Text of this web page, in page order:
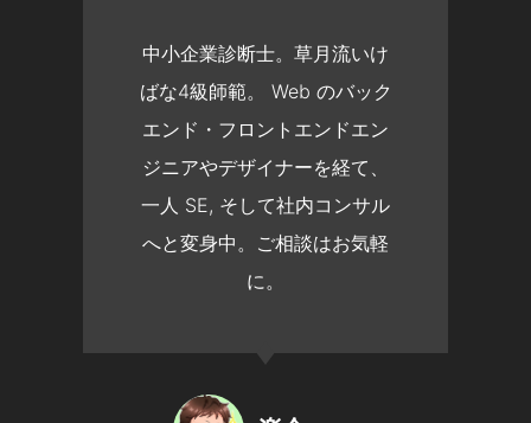
中小企業診断士。草月流いけ
ばな4級師範。 Web のバック
エンド・フロントエンドエン
ジニアやデザイナーを経て、
一人 SE, そして社内コンサル
へと変身中。ご相談はお気軽
に。